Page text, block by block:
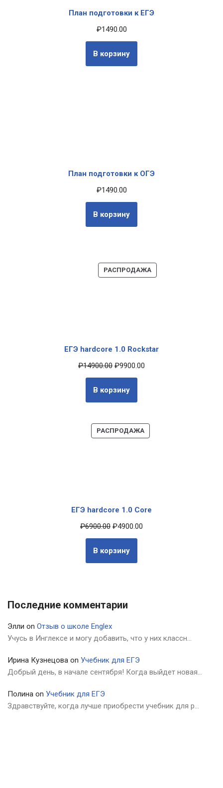
План подготовки к ЕГЭ
₽1490.00
В корзину
План подготовки к ОГЭ
₽1490.00
В корзину
РАСПРОДАЖА
ЕГЭ hardcore 1.0 Rockstar
₽14900.00 ₽9900.00
В корзину
РАСПРОДАЖА
ЕГЭ hardcore 1.0 Core
₽6900.00 ₽4900.00
В корзину
Последние комментарии
Элли on Отзыв о школе Englex
Учусь в Инглексе и могу добавить, что у них классн…
Ирина Кузнецова on Учебник для ЕГЭ
Добрый день, в начале сентября! Когда выйдет новая…
Полина on Учебник для ЕГЭ
Здравствуйте, когда лучше приобрести учебник для р…